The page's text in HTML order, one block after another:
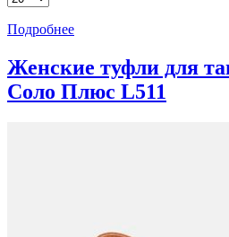
Подробнее
Женские туфли для
Соло Плюс L511